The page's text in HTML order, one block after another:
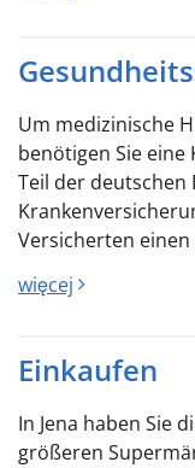
Um medizinische
benötigen Sie
Teil der deutschen
Versicherten
więcej
Einkaufen
In Jena haben Sie
größeren